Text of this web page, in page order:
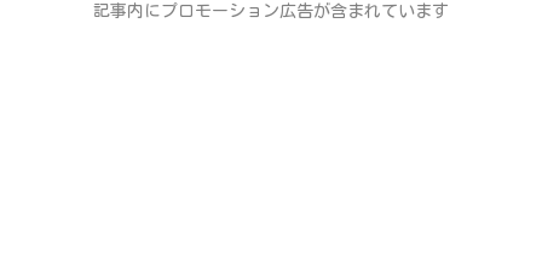
記事内にプロモーション広告が含まれています